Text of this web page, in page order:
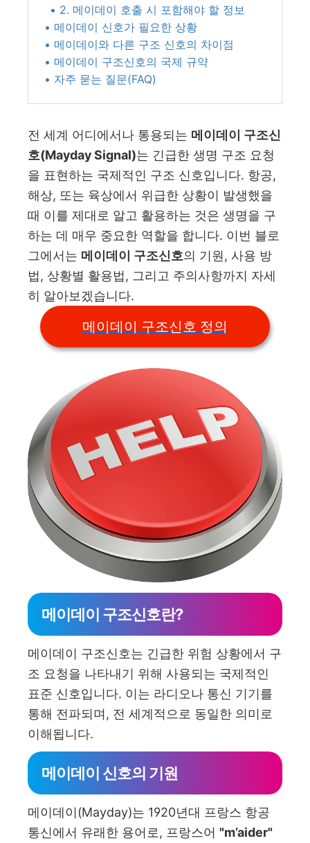
• 2. 메이데이 호출 시 포함해야 할 정보
• 메이데이 신호가 필요한 상황
• 메이데이와 다른 구조 신호의 차이점
• 메이데이 구조신호의 국제 규약
• 자주 묻는 질문(FAQ)
전 세계 어디에서나 통용되는 메이데이 구조신
호(Mayday Signal)는 긴급한 생명 구조 요청
을 표현하는 국제적인 구조 신호입니다. 항공,
해상, 또는 육상에서 위급한 상황이 발생했을
때 이를 제대로 알고 활용하는 것은 생명을 구
하는 데 매우 중요한 역할을 합니다. 이번 블로
그에서는 메이데이 구조신호의 기원, 사용 방
법, 상황별 활용법, 그리고 주의사항까지 자세
히 알아보겠습니다.
메이데이 구조신호 정의
메이데이 구조신호란?
메이데이 구조신호는 긴급한 위험 상황에서 구
조 요청을 나타내기 위해 사용되는 국제적인
표준 신호입니다. 이는 라디오나 통신 기기를
통해 전파되며, 전 세계적으로 동일한 의미로
이해됩니다.
메이데이 신호의 기원
메이데이(Mayday)는 1920년대 프랑스 항공
통신에서 유래한 용어로, 프랑스어 "m’aider"